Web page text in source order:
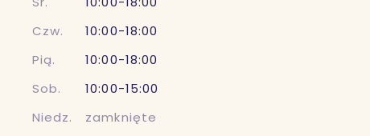
Czw.
10:00-18:00
Pią.
10:00-18:00
Sob.
10:00-15:00
Niedz.
zamknięte